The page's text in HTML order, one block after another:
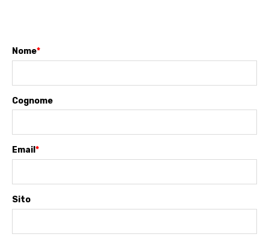
Nome*
Cognome
Email *
Sito